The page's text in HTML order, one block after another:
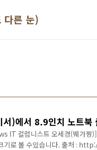
른 눈)
)에서 8.9인치 노트북
IT 컬럼니스트 오세경(붸가짱
기로 볼 수있습니다. 출처 :